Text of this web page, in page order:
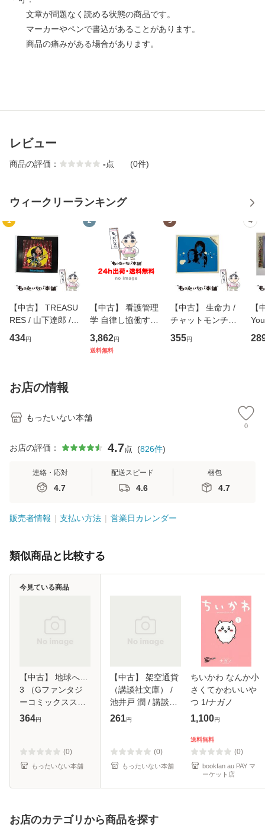
文章が問題なく読める状態の商品です。
マーカーやペンで書込があることがあります。
商品の痛みがある場合があります。
レビュー
商品の評価： -点 (0件)
ウィークリーランキング
1
【中古】 TREASU
RES / 山下達郎 /
イーストウエス
ト・ジャパン [CD]
434円
2
【中古】 看護管理
学 自律し協働する
専門職の看護マネ
ジメントスキル 改
3,862円
送料無料
3
【中古】 生命力 /
チャットモンチー /
キューンレコード
[CD]【メール便送
355円
4
【
のが
お店の情報
もったいない本舗
0
お店の評価： 4.7点 (826件)
連絡・応対
4.7
配送スピード
4.6
梱包
4.7
販売者情報 支払い方法 営業日カレンダー
類似商品と比較する
【中古】 地球へ…
3 （Gファンタジ
ーコミックススー
パー） / 竹宮 恵子
【メール便送料無
料】
364円
(0)
もったいない本舗
今見ている商品
【中古】 架空通貨
（講談社文庫） /
池井戸 潤 / 講談社
[文庫]【メール便送
261円
(0)
もったいない本舗
ちいかわ なんか小
さくてかわいいや
つ 1/ナガノ
1,100円
送料無料
(0)
bookfan au PAY マ
ーケット店
お店のカテゴリから商品を探す